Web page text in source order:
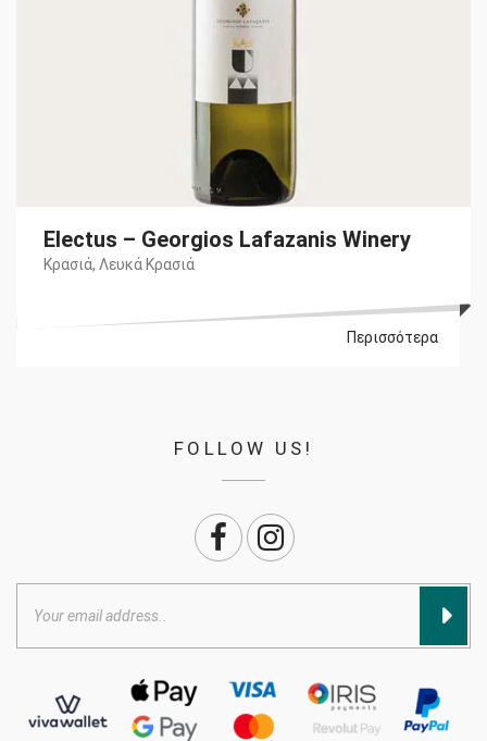
Electus – Georgios Lafazanis Winery
Κρασιά, Λευκά Κρασιά
Περισσότερα
FOLLOW US!